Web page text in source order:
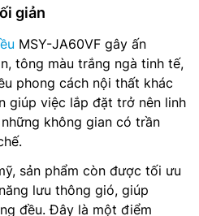
giản
MSY-JA60VF gây ấn
tông màu trắng ngà tinh tế,
phong cách nội thất khác
giúp việc lắp đặt trở nên linh
không gian có trần
sản phẩm còn được tối ưu
lưu thông gió, giúp
đều. Đây là một điểm